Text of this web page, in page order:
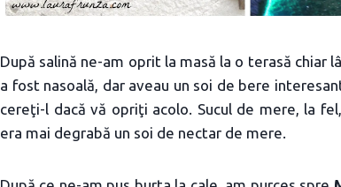
După salină ne-am oprit la masă la o terasă chiar
a fost nasoală, dar aveau un soi de bere
cereţi-l dacă vă opriţi acolo. Sucul de mere, la
era mai degrabă un soi de nectar de mere.